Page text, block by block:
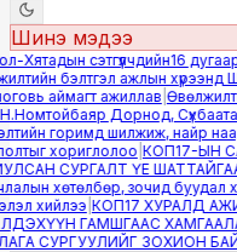
Шинэ мэдээ
сэтгүүлчдийн16
бэлтгэл ажлын хүрээнд
аймагт ажиллав|
Дорнод, Сүхбаатар
горимд шилжиж, найр
хориглолоо|КОП17-ЫН
СУРГАЛТ ҮЕ
хөтөлбөр, зочид буудал
хийлээ|КОП17 ХУРАЛД
ГАМШГААС
СУРГУУЛИЙГ ЗОХИОН